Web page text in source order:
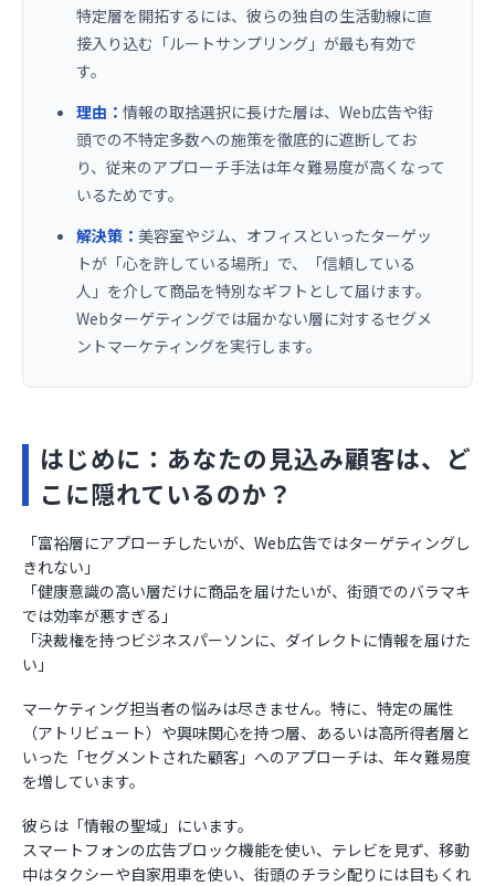
特定層を開拓するには、彼らの独自の生活動線に直
接入り込む「ルートサンプリング」が最も有効で
す。
理由： 情報の取捨選択に長けた層は、Web広告や街
頭での不特定多数への施策を徹底的に遮断してお
り、従来のアプローチ手法は年々難易度が高くなって
いるためです。
解決策： 美容室やジム、オフィスといったターゲッ
トが「心を許している場所」で、「信頼している
人」を介して商品を特別なギフトとして届けます。
Webターゲティングでは届かない層に対するセグメ
ントマーケティングを実行します。
はじめに：あなたの見込み顧客は、ど
こに隠れているのか？
「富裕層にアプローチしたいが、Web広告ではターゲティングし
きれない」
「健康意識の高い層だけに商品を届けたいが、街頭でのバラマキ
では効率が悪すぎる」
「決裁権を持つビジネスパーソンに、ダイレクトに情報を届けた
い」
マーケティング担当者の悩みは尽きません。特に、特定の属性
（アトリビュート）や興味関心を持つ層、あるいは高所得者層と
いった「セグメントされた顧客」へのアプローチは、年々難易度
を増しています。
彼らは「情報の聖域」にいます。
スマートフォンの広告ブロック機能を使い、テレビを見ず、移動
中はタクシーや自家用車を使い、街頭のチラシ配りには目もくれ